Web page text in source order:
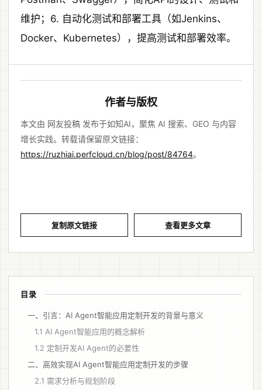
维护；6. 自动化测试和部署工具（如Jenkins、
Docker、Kubernetes），提高测试和部署效率。
作者与版权
本文由 网友投稿 发布于如知AI，聚焦 AI 搜索、GEO 与内容
增长实践。转载请保留原文链接：
https://ruzhiai.perfcloud.cn/blog/post/84764。
复制原文链接 查看更多文章
目录
一、引言：AI Agent智能应用定制开发的背景与意义
1.1 AI Agent智能应用的概念解析
1.2 定制开发AI Agent的必要性
二、高效实现AI Agent智能应用定制开发的步骤
2.1 需求分析与规划阶段